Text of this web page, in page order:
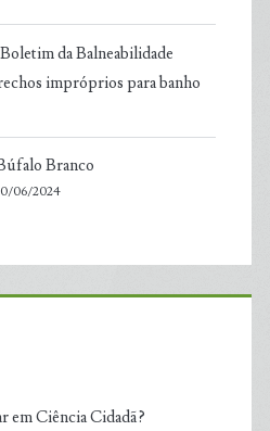
da Balneabilidade
impróprios para banho
Branco
06/2024
em Ciência Cidadã?